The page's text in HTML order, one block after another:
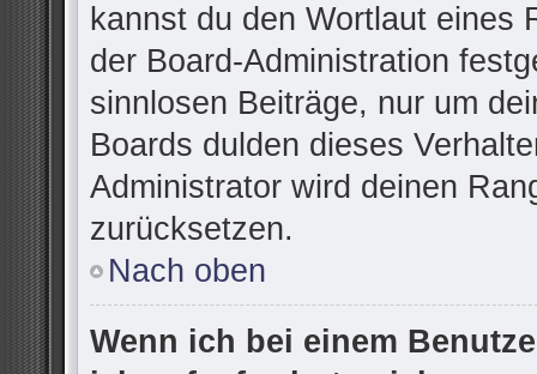
kannst du den Wortlaut eines
der Board-Administration
sinnlosen Beiträge, nur um
Boards dulden dieses
Administrator wird deinen
zurücksetzen.
Nach oben
Wenn ich bei einem